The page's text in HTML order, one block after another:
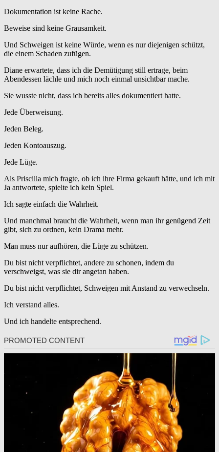
Dokumentation ist keine Rache.
Beweise sind keine Grausamkeit.
Und Schweigen ist keine Würde, wenn es nur diejenigen schützt,
die einem Schaden zufügen.
Diane erwartete, dass ich die Demütigung still ertrage, beim
Abendessen lächle und mich noch einmal unsichtbar mache.
Sie wusste nicht, dass ich bereits alles dokumentiert hatte.
Jede Überweisung.
Jeden Beleg.
Jeden Kontoauszug.
Jede Lüge.
Als Priscilla mich fragte, ob ich ihre Firma gekauft hätte, und ich mit
Ja antwortete, spielte ich kein Spiel.
Ich sagte einfach die Wahrheit.
Und manchmal braucht die Wahrheit, wenn man ihr genügend Zeit
gibt, sich zu ordnen, kein Drama mehr.
Man muss nur aufhören, die Lüge zu schützen.
Du bist nicht verpflichtet, andere zu schonen, indem du
verschweigst, was sie dir angetan haben.
Du bist nicht verpflichtet, Schweigen mit Anstand zu verwechseln.
Ich verstand alles.
Und ich handelte entsprechend.